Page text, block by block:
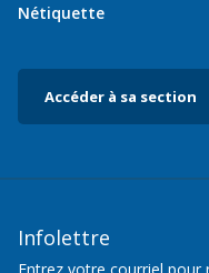
Nétiquette
Accéder à sa section
Infolettre